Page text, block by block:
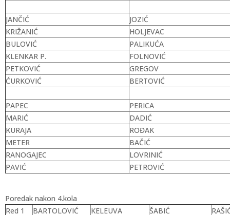
JANČIĆ
JOZIĆ
KRIŽANIĆ
HOLJEVAC
BULOVIĆ
PALIKUĆA
KLENKAR P.
FOLNOVIĆ
PETKOVIĆ
GREGOV
ĆURKOVIĆ
BERTOVIĆ
PAPEC
PERICA
MARIĆ
DADIĆ
KURAJA
ROĐAK
METER
BAČIĆ
RANOGAJEC
LOVRINIĆ
PAVIĆ
PETROVIĆ
Poredak nakon 4.kola
Red 1
BARTOLOVIĆ KELEUVA ŠABIĆ